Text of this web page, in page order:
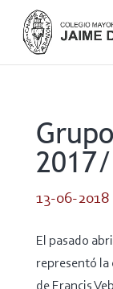
13-06-2018|
El pasado
representó la
de Francis